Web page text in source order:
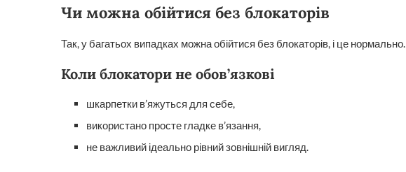
Чи можна обійтися без блокаторів
Так, у багатьох випадках можна обійтися без блокаторів, і це нормально.
Коли блокатори не обов’язкові
шкарпетки в’яжуться для себе,
використано просте гладке в’язання,
не важливий ідеально рівний зовнішній вигляд.